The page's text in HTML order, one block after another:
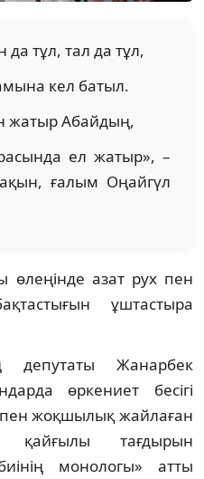
тұл, тал да тұл,
кел батыл.
жатыр Абайдың,
ел жатыр», –
ғалым Оңайгүл
өлеңінде азат рух пен
ұштастыра
депутаты Жанарбек
өркениет бесігі
пен жоқшылық жайлаған
қайғылы тағдырын
монологы» атты